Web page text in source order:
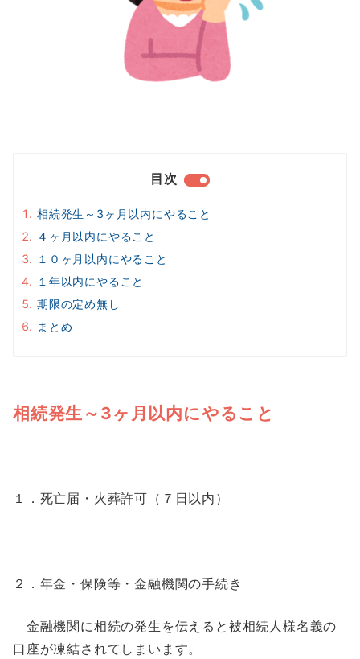
目次
相続発生～3ヶ月以内にやること
４ヶ月以内にやること
１０ヶ月以内にやること
１年以内にやること
期限の定め無し
まとめ
相続発生～3ヶ月以内にやること
１．死亡届・火葬許可（７日以内）
２．年金・保険等・金融機関の手続き
金融機関に相続の発生を伝えると被相続人様名義の
口座が凍結されてしまいます。